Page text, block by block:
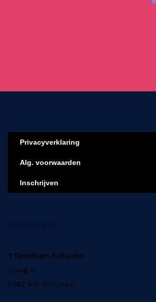
Privacyverklaring
Alg. voorwaarden
Inschrijven
’t Spectrum Schijndel
Steeg 9
5482 WN Schijndel